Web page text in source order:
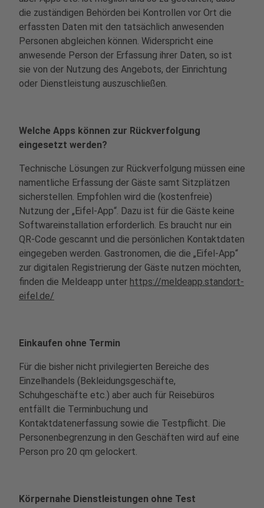
die zuständigen Behörden bei Kontrollen vor Ort die
erfassten Daten mit den tatsächlich anwesenden
Personen abgleichen können. Widerspricht eine
anwesende Person der Erfassung ihrer Daten, so ist
sie von der Nutzung des Angebots, der Einrichtung
oder Dienstleistung auszuschließen.
Welche Apps können zur Rückverfolgung
eingesetzt werden?
Technische Lösungen zur Rückverfolgung müssen eine
namentliche Erfassung der Gäste samt Sitzplätzen
sicherstellen. Empfohlen wird die (kostenfreie)
Nutzung der „Eifel-App“. Dazu ist für die Gäste keine
Softwareinstallation erforderlich. Es braucht nur ein
QR-Code gescannt und die persönlichen Kontaktdaten
eingegeben werden. Gastronomen, die die „Eifel-App“
zur digitalen Registrierung der Gäste nutzen möchten,
finden die Meldeapp unter https://meldeapp.standort-
eifel.de/
Einkaufen ohne Termin
Für die bisher nicht privilegierten Bereiche des
Einzelhandels (Bekleidungsgeschäfte,
Schuhgeschäfte etc.) aber auch für Reisebüros
entfällt die Terminbuchung und
Kontaktdatenerfassung sowie die Testpflicht. Die
Personenbegrenzung in den Geschäften wird auf eine
Person pro 20 qm gelockert.
Körpernahe Dienstleistungen ohne Test